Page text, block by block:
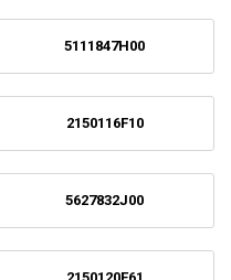
5111847H00
2150116F10
5627832J00